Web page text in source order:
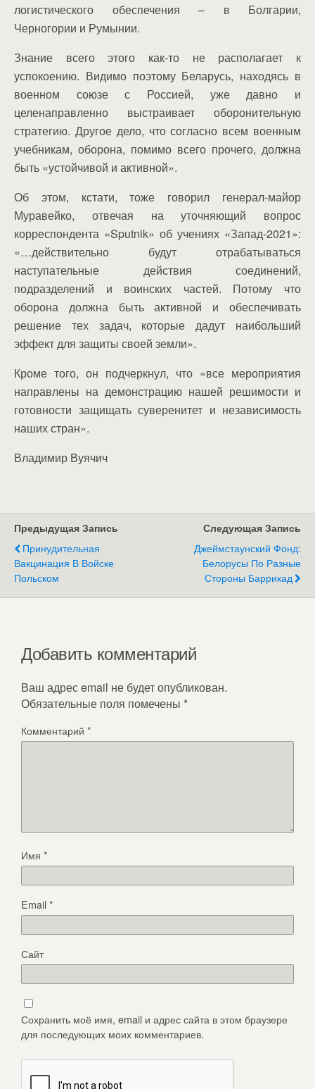
логистического обеспечения – в Болгарии,
Черногории и Румынии.
Знание всего этого как-то не располагает к
успокоению. Видимо поэтому Беларусь, находясь в
военном союзе с Россией, уже давно и
целенаправленно выстраивает оборонительную
стратегию. Другое дело, что согласно всем военным
учебникам, оборона, помимо всего прочего, должна
быть «устойчивой и активной».
Об этом, кстати, тоже говорил генерал-майор
Муравейко, отвечая на уточняющий вопрос
корреспондента «Sputnik» об учениях «Запад-2021»:
«…действительно будут отрабатываться
наступательные действия соединений,
подразделений и воинских частей. Потому что
оборона должна быть активной и обеспечивать
решение тех задач, которые дадут наибольший
эффект для защиты своей земли».
Кроме того, он подчеркнул, что «все мероприятия
направлены на демонстрацию нашей решимости и
готовности защищать суверенитет и независимость
наших стран».
Владимир Вуячич
Предыдущая Запись
Принудительная
Вакцинация В Войске
Польском
Следующая Запись
Джеймстаунский Фонд:
Белорусы По Разные
Стороны Баррикад
Добавить комментарий
Ваш адрес email не будет опубликован.
Обязательные поля помечены *
Комментарий *
Имя *
Email*
Сайт
Сохранить моё имя, email и адрес сайта в этом браузере
для последующих моих комментариев.